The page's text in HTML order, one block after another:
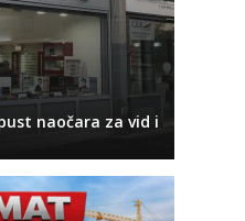
naočara za vid i